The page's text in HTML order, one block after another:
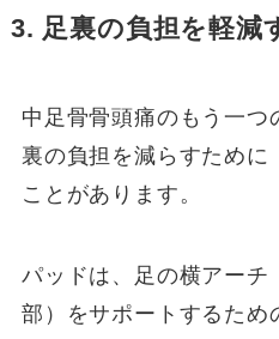
3. 足裏の負担を軽減
中足骨骨頭痛のもう一つ
裏の負担を減らすために
ことがあります。
パッドは、足の横アーチ
部）をサポートするため